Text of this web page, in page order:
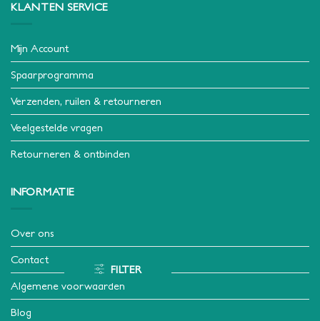
FILTER
KLANTEN SERVICE
Mijn Account
Spaarprogramma
Verzenden, ruilen & retourneren
Veelgestelde vragen
Retourneren & ontbinden
INFORMATIE
Over ons
Contact
Algemene voorwaarden
Blog